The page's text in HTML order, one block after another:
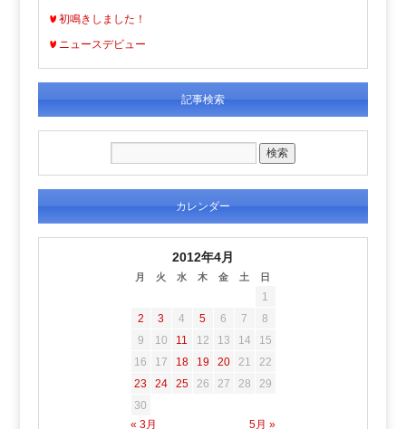
初鳴きしました！
ニュースデビュー
記事検索
カレンダー
2012年4月
月 火 水 木 金 土 日
« 3月 5月 »
1
2
3 4 5 6 7
8
9
10 11 12 13 14
15
16
17 18 19 20 21
22
23
24 25 26 27 28
29
30